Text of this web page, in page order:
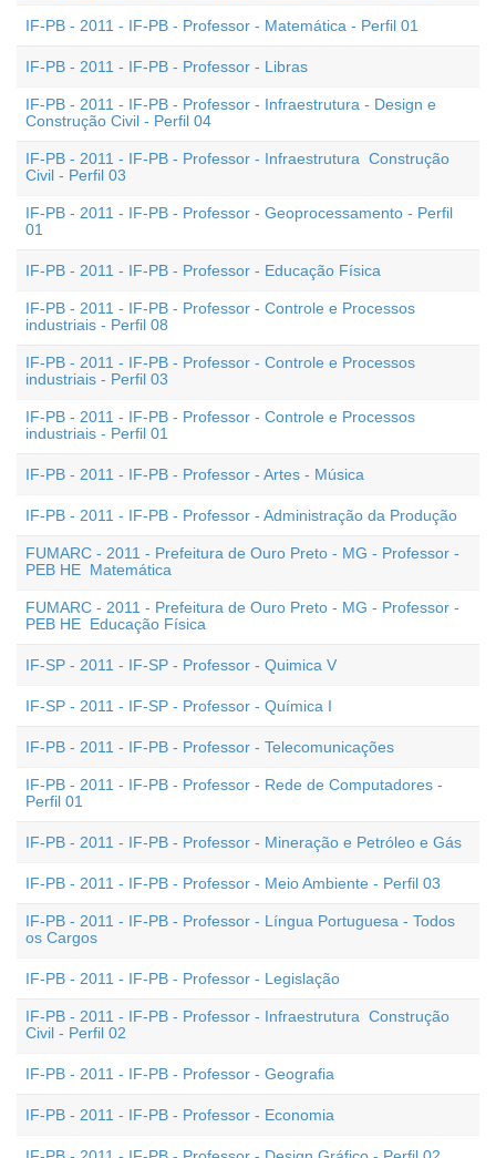
IF-PB - 2011 - IF-PB - Professor - Matemática - Perfil 01
IF-PB - 2011 - IF-PB - Professor - Libras
IF-PB - 2011 - IF-PB - Professor - Infraestrutura - Design e
Construção Civil - Perfil 04
IF-PB - 2011 - IF-PB - Professor - Infraestrutura  Construção
Civil - Perfil 03
IF-PB - 2011 - IF-PB - Professor - Geoprocessamento - Perfil
01
IF-PB - 2011 - IF-PB - Professor - Educação Física
IF-PB - 2011 - IF-PB - Professor - Controle e Processos
industriais - Perfil 08
IF-PB - 2011 - IF-PB - Professor - Controle e Processos
industriais - Perfil 03
IF-PB - 2011 - IF-PB - Professor - Controle e Processos
industriais - Perfil 01
IF-PB - 2011 - IF-PB - Professor - Artes - Música
IF-PB - 2011 - IF-PB - Professor - Administração da Produção
FUMARC - 2011 - Prefeitura de Ouro Preto - MG - Professor -
PEB HE  Matemática
FUMARC - 2011 - Prefeitura de Ouro Preto - MG - Professor -
PEB HE  Educação Física
IF-SP - 2011 - IF-SP - Professor - Quimica V
IF-SP - 2011 - IF-SP - Professor - Química I
IF-PB - 2011 - IF-PB - Professor - Telecomunicações
IF-PB - 2011 - IF-PB - Professor - Rede de Computadores -
Perfil 01
IF-PB - 2011 - IF-PB - Professor - Mineração e Petróleo e Gás
IF-PB - 2011 - IF-PB - Professor - Meio Ambiente - Perfil 03
IF-PB - 2011 - IF-PB - Professor - Língua Portuguesa - Todos
os Cargos
IF-PB - 2011 - IF-PB - Professor - Legislação
IF-PB - 2011 - IF-PB - Professor - Infraestrutura  Construção
Civil - Perfil 02
IF-PB - 2011 - IF-PB - Professor - Geografia
IF-PB - 2011 - IF-PB - Professor - Economia